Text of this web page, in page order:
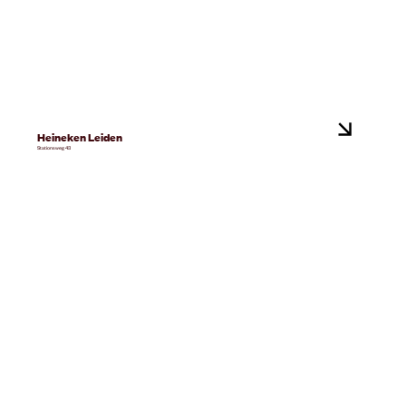
Heineken Leiden
Stationsweg 43